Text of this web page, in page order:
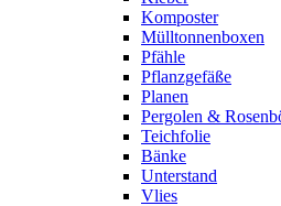
Komposter
Mülltonnenboxen
Pfähle
Pflanzgefäße
Planen
Pergolen &
Teichfolie
Bänke
Unterstand
Vlies